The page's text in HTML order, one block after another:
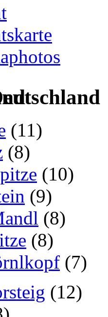
(11)
(8)
(10)
(9)
(8)
(8)
(7)
(12)